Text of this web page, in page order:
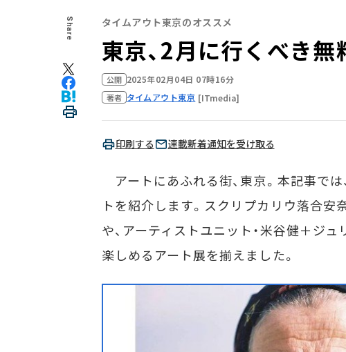
Share タイムアウト東京のオススメ
東京、2月に行くべき
公開 2025年02月04日 07時16分
著者 タイムアウト東京 [ITmedia]
印刷する 連載新着通知を受け取る
アートにあふれる街、東京。本記事で
トを紹介します。スクリプカリウ落合
や、アーティストユニット・米谷健＋ジ
楽しめるアート展を揃えました。